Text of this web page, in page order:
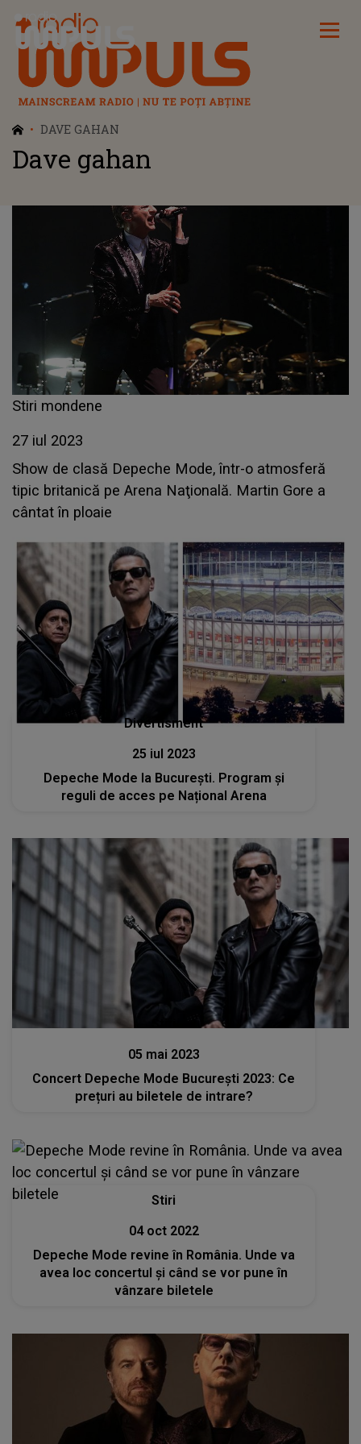
Radio Impuls
DAVE GAHAN
Dave gahan
Stiri mondene
27 iul 2023
Show de clasă Depeche Mode, într-o atmosferă
tipic britanică pe Arena Naţională. Martin Gore a
cântat în ploaie
Divertisment
25 iul 2023
Depeche Mode la București. Program și
reguli de acces pe Național Arena
05 mai 2023
Concert Depeche Mode București 2023: Ce
prețuri au biletele de intrare?
Stiri
04 oct 2022
Depeche Mode revine în România. Unde va
avea loc concertul şi când se vor pune în
vânzare biletele